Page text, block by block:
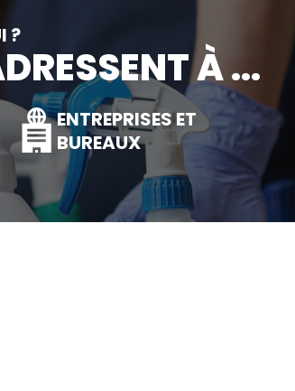
?
À ...
ENTREPRISES ET
BUREAUX